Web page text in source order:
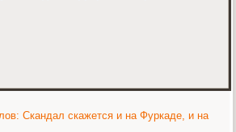
Скандал скажется и на Фуркаде, и на